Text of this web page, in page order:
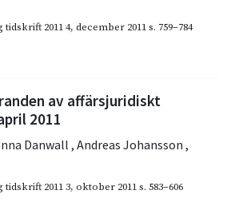
2011 4, december 2011s. 759–784
av affärsjuridiskt
2011
Danwall , Andreas Johansson ,
2011 3, oktober 2011s. 583–606